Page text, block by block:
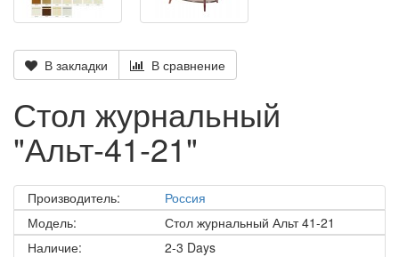
В закладки В сравнение
Стол журнальный
"Альт-41-21"
Производитель:
Россия
Модель:
Стол журнальный Альт 41-21
Наличие:
2-3 Days